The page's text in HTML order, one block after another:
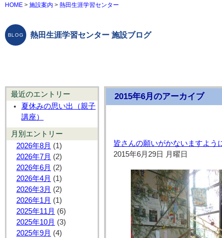
HOME > 施設案内 > 熱田生涯学習センター
熱田生涯学習センター 施設ブログ
最近のエントリー
夏休みの思い出（親子
講座）
月別エントリー
2026年8月 (1)
2026年7月 (2)
2026年6月 (2)
2026年4月 (1)
2026年3月 (2)
2026年1月 (1)
2025年11月 (6)
2025年10月 (3)
2025年9月 (4)
2015年6月のアーカイブ
皆さんの願いがかないますよう
2015年6月29日 月曜日